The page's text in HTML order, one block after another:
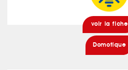
voir la fiche
Domotique